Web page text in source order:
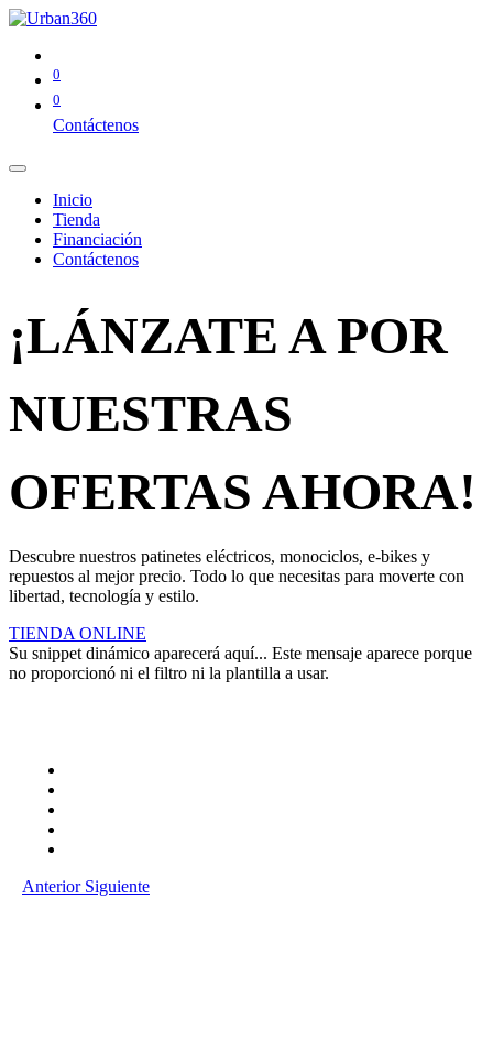
0
0
Contáctenos
Inicio
Tienda
Financiación
Contáctenos
¡LÁNZATE A POR
NUESTRAS
OFERTAS AHORA!
Descubre nuestros patinetes eléctricos, monociclos, e-bikes y
repuestos al mejor precio. Todo lo que necesitas para moverte con
libertad, tecnología y estilo.
TIENDA ONLINE
Su snippet dinámico aparecerá aquí... Este mensaje aparece porque
no proporcionó ni el filtro ni la plantilla a usar.
Anterior Siguiente